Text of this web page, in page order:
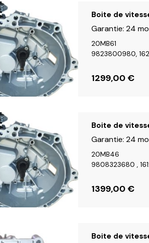
Boite de
Garantie: 24
20MB61
9823800980,
1299,00 €
Boite de
Garantie: 24
20MB46
9808323680 ,
1399,00 €
Boite de